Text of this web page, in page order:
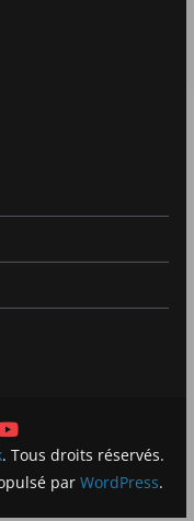
. Tous droits réservés.
parWordPress.